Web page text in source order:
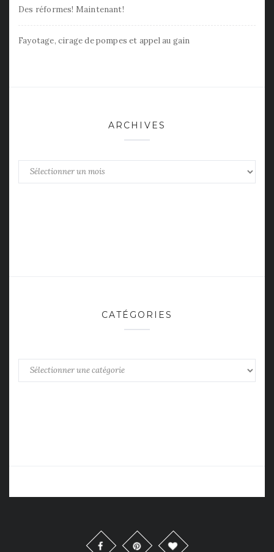
Des réformes! Maintenant!
Fayotage, cirage de pompes et appel au gain
ARCHIVES
Archives
CATÉGORIES
Catégories